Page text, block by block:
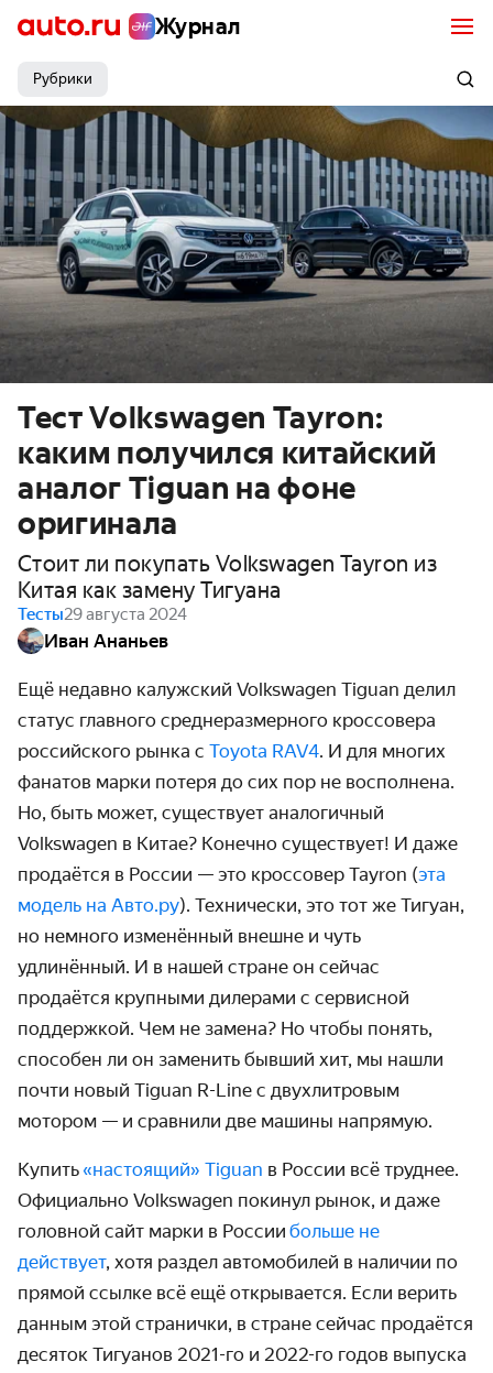
Журнал
Рубрики
Тест Volkswagen Tayron:
каким получился китайский
аналог Tiguan на фоне
оригинала
Стоит ли покупать Volkswagen Tayron из
Китая как замену Тигуана
Тесты29 августа 2024
Иван Ананьев
Ещё недавно калужский Volkswagen Tiguan делил
статус главного среднеразмерного кроссовера
российского рынка с Toyota RAV4. И для многих
фанатов марки потеря до сих пор не восполнена.
Но, быть может, существует аналогичный
Volkswagen в Китае? Конечно существует! И даже
продаётся в России — это кроссовер Tayron (эта
модель на Авто.ру). Технически, это тот же Тигуан,
но немного изменённый внешне и чуть
удлинённый. И в нашей стране он сейчас
продаётся крупными дилерами с сервисной
поддержкой. Чем не замена? Но чтобы понять,
способен ли он заменить бывший хит, мы нашли
почти новый Tiguan R-Line с двухлитровым
мотором — и сравнили две машины напрямую.
Купить «настоящий» Tiguan в России всё труднее.
Официально Volkswagen покинул рынок, и даже
головной сайт марки в России больше не
действует, хотя раздел автомобилей в наличии по
прямой ссылке всё ещё открывается. Если верить
данным этой странички, в стране сейчас продаётся
десяток Тигуанов 2021-го и 2022-го годов выпуска